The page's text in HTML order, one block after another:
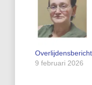
9 februari 2026